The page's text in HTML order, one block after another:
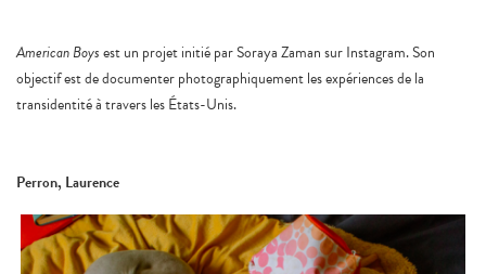
American Boysest un projet initié par Soraya Zaman sur Instagram. Son
objectif est de documenter photographiquement les expériences de la
transidentité à travers les États-Unis.
Perron, Laurence